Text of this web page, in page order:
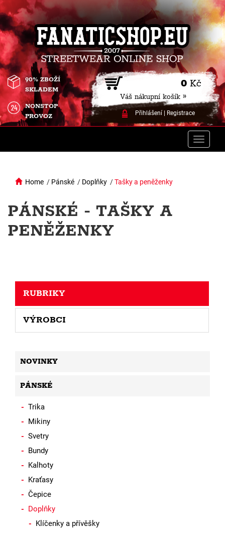
0 Kč
Váš nákupní košík »
Přihlášení| Registrace
90% ZBOŽÍ
SKLADEM
NONSTOP
PROVOZ
Toggle
Home / Pánské / Doplňky /Tašky a peněženky
PÁNSKÉ - TAŠKY A
PENĚŽENKY
RUBRIKY
VÝROBCI
NOVINKY
PÁNSKÉ
Trika
Mikiny
Svetry
Bundy
Kalhoty
Kraťasy
Čepice
Doplňky
Klíčenky a přívěšky